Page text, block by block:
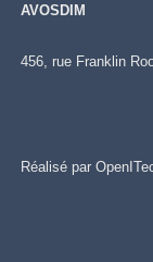
AVOSDIM
456, rue Franklin
Réalisé par